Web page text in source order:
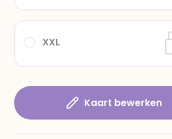
XXL
Kaart bewerken